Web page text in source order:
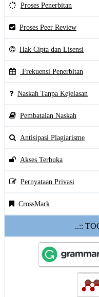
Proses Penerbitan
Proses Peer Review
Hak Cipta dan Lisensi
Frekuensi Penerbitan
Naskah Tanpa Kejelasan
Pembatalan Naskah
Antisipasi Plagiarisme
Akses Terbuka
Pernyataan Privasi
CrossMark
..::